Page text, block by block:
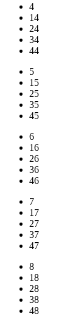
4
14
24
34
44
5
15
25
35
45
6
16
26
36
46
7
17
27
37
47
8
18
28
38
48